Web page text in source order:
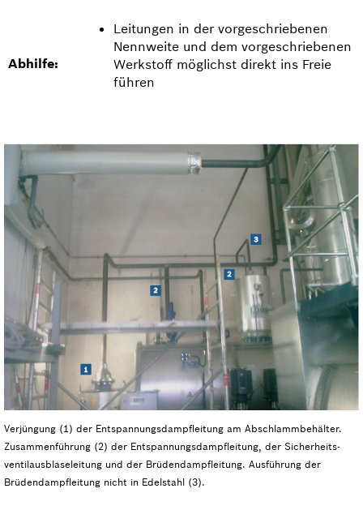
Abhilfe:
Leitungen in der vorgeschriebenen
Nennweite und dem vorgeschriebenen
Werkstoff möglichst direkt ins Freie
führen
Verjüngung (1) der Entspannungsdampf­leitung am Abschlammbehälter.
Zusammenführung (2) der Entspannungsdampf­leitung, der Sicherheits­
ventilausblase­leitung und der Brüdendampfleitung. Ausführung der
Brüdendampfleitung nicht in Edelstahl (3).